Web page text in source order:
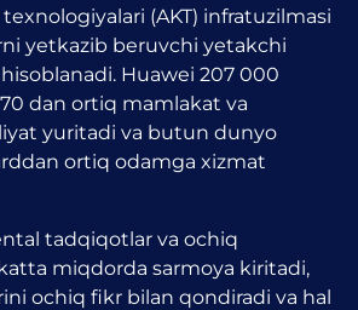
(AKT) infratuzilmasi
yetkazib beruvchi yetakchi
Huawei 207 000
dan ortiq mamlakat va
yuritadi va butun dunyo
ortiq odamga xizmat
tadqiqotlar va ochiq
miqdorda sarmoya kiritadi,
ochiq fikr bilan qondiradi va hal